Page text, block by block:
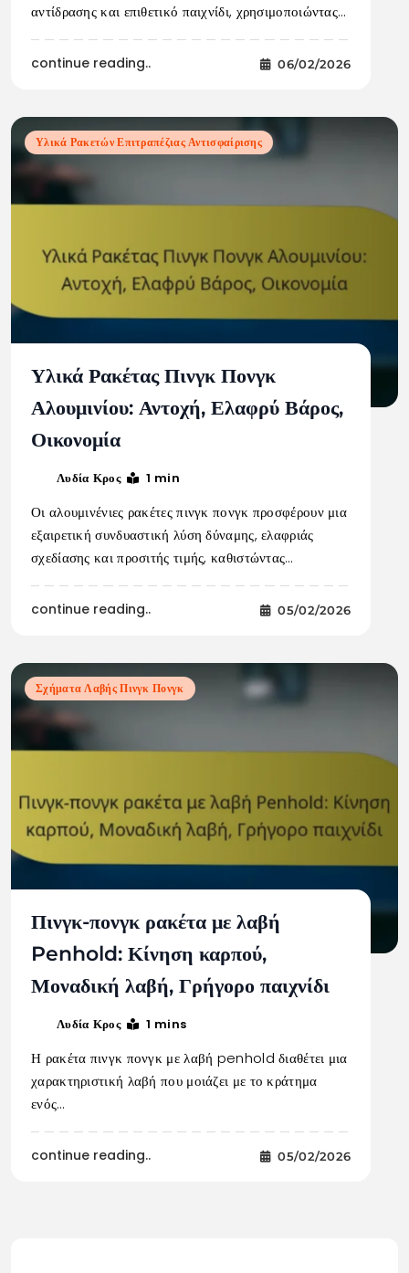
αντίδρασης και επιθετικό παιχνίδι, χρησιμοποιώντας…
continue reading.. 06/02/2026
Υλικά Ρακετών Επιτραπέζιας Αντισφαίρισης
Υλικά Ρακέτας Πινγκ Πονγκ
Αλουμινίου: Αντοχή, Ελαφρύ Βάρος,
Οικονομία
Λυδία Κρος 1 min
Οι αλουμινένιες ρακέτες πινγκ πονγκ προσφέρουν μια
εξαιρετική συνδυαστική λύση δύναμης, ελαφριάς
σχεδίασης και προσιτής τιμής, καθιστώντας…
continue reading.. 05/02/2026
Σχήματα Λαβής Πινγκ Πονγκ
Πινγκ-πονγκ ρακέτα με λαβή
Penhold: Κίνηση καρπού,
Μοναδική λαβή, Γρήγορο παιχνίδι
Λυδία Κρος 1 mins
Η ρακέτα πινγκ πονγκ με λαβή penhold διαθέτει μια
χαρακτηριστική λαβή που μοιάζει με το κράτημα
ενός…
continue reading.. 05/02/2026